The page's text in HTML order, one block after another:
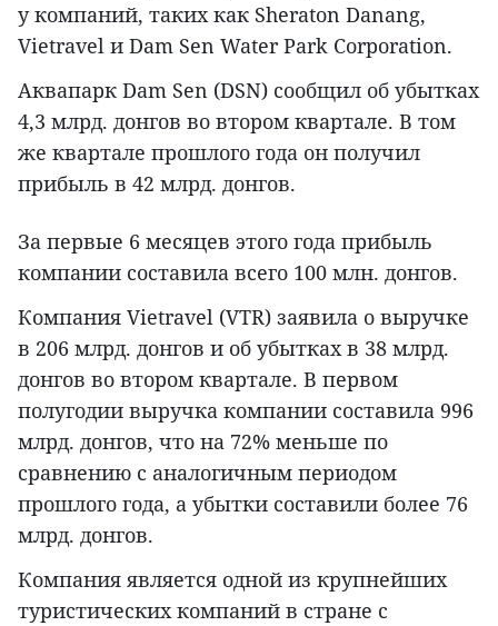
у компаний, таких как Sheraton Danang,
Vietravel и Dam Sen Water Park Corporation.
Аквапарк Dam Sen (DSN) сообщил об убытках
4,3 млрд. донгов во втором квартале. В том
же квартале прошлого года он получил
прибыль в 42 млрд. донгов.
За первые 6 месяцев этого года прибыль
компании составила всего 100 млн. донгов.
Компания Vietravel (VTR) заявила о выручке
в 206 млрд. донгов и об убытках в 38 млрд.
донгов во втором квартале. В первом
полугодии выручка компании составила 996
млрд. донгов, что на 72% меньше по
сравнению с аналогичным периодом
прошлого года, а убытки составили более 76
млрд. донгов.
Компания является одной из крупнейших
туристических компаний в стране с